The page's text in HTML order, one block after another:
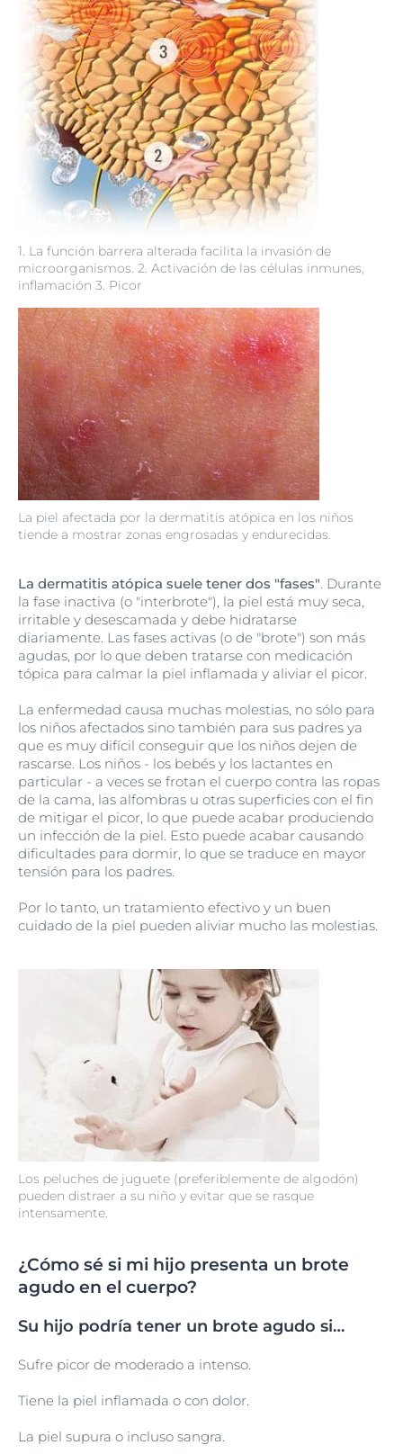
1. La función barrera alterada facilita la invasión de
microorganismos. 2. Activación de las células inmunes,
inflamación 3. Picor
La piel afectada por la dermatitis atópica en los niños
tiende a mostrar zonas engrosadas y endurecidas.
Los peluches de juguete (preferiblemente de algodón)
pueden distraer a su niño y evitar que se rasque
intensamente.
La dermatitis atópica suele tener dos "fases". Durante
la fase inactiva (o "interbrote"), la piel está muy seca,
irritable y desescamada y debe hidratarse
diariamente. Las fases activas (o de "brote") son más
agudas, por lo que deben tratarse con medicación
tópica para calmar la piel inflamada y aliviar el picor.
La enfermedad causa muchas molestias, no sólo para
los niños afectados sino también para sus padres ya
que es muy difícil conseguir que los niños dejen de
rascarse. Los niños - los bebés y los lactantes en
particular - a veces se frotan el cuerpo contra las ropas
de la cama, las alfombras u otras superficies con el fin
de mitigar el picor, lo que puede acabar produciendo
un infección de la piel. Esto puede acabar causando
dificultades para dormir, lo que se traduce en mayor
tensión para los padres.
Por lo tanto, un tratamiento efectivo y un buen
cuidado de la piel pueden aliviar mucho las molestias.
¿Cómo sé si mi hijo presenta un brote
agudo en el cuerpo?
Su hijo podría tener un brote agudo si…
Sufre picor de moderado a intenso.
Tiene la piel inflamada o con dolor.
La piel supura o incluso sangra.